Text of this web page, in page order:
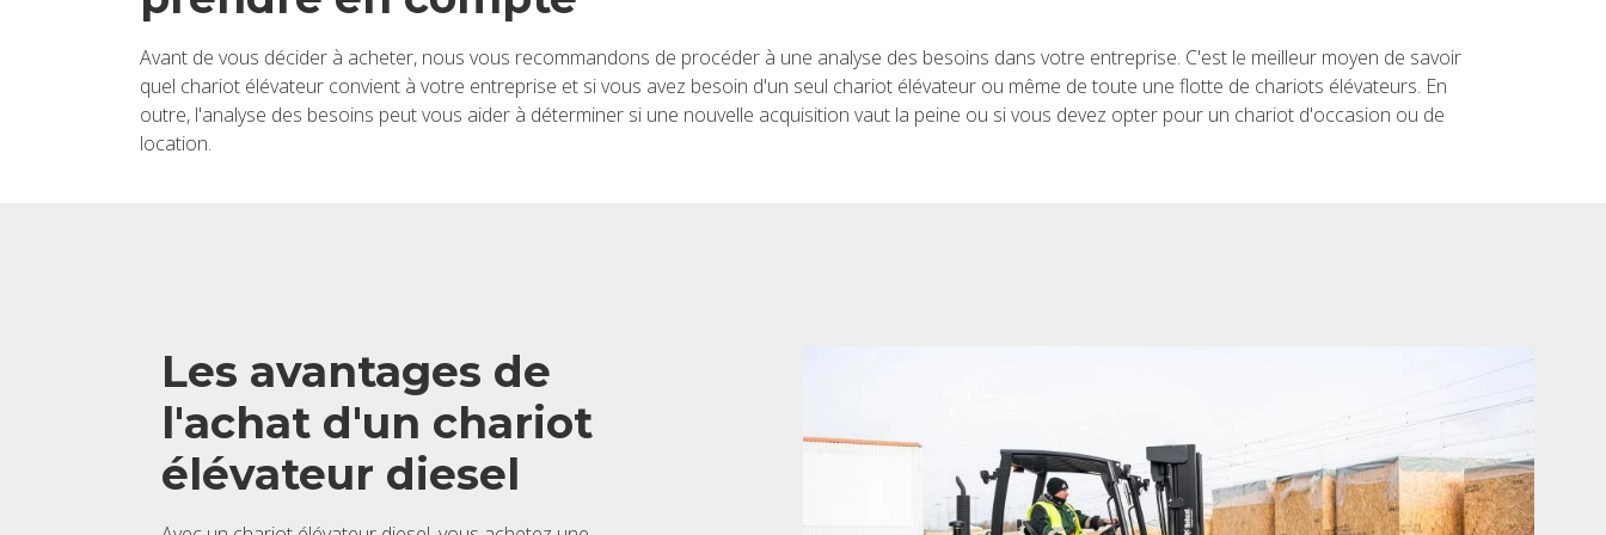
Avant de vous déci­der à ache­ter, nous vous recom­man­dons de pro­cé­der à une ana­lyse des besoins dans votre entre­prise. C'est le meilleur moyen de savoir
quel cha­riot élé­va­teur convient à votre entre­prise et si vous avez besoin d'un seul cha­riot élé­va­teur ou même de toute une flotte de cha­riots élé­va­teurs. En
outre, l'ana­lyse des besoins peut vous aider à déter­mi­ner si une nou­velle acqui­si­tion vaut la peine ou si vous devez opter pour un cha­riot d'oc­ca­sion ou de
loca­tion.
Les avan­tages de
l'achat d'un cha­riot
élé­va­teur die­sel